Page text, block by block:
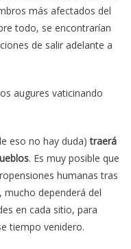
más afectados del
todo, se encontrarían
de salir adelante a
augures vaticinando
eso no hay duda)traerá
. Es muy posible que
humanas tras
mucho dependerá del
en cada sitio, para
tiempo venidero.